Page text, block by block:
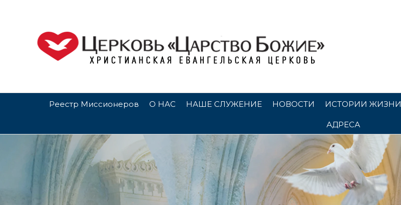
Реестр Миссионеров О НАС НАШЕ СЛУЖЕНИЕ НОВОСТИ ИСТОРИИ ЖИЗНИ
АДРЕСА